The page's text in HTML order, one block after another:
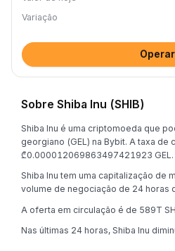
Variação
Operar
Sobre Shiba Inu (SHIB)
Shiba Inu é uma criptomoeda que
georgiano (GEL) na Bybit. A taxa de
₾0.000012069863497421923 GEL.
Shiba Inu tem uma capitalização de
volume de negociação de 24 horas
A oferta em circulação é de 589T
Nas últimas 24 horas, Shiba Inu